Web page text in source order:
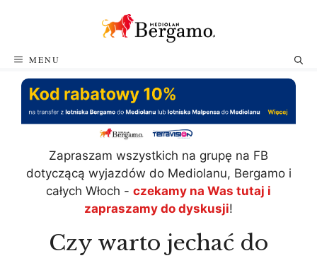
MENU
Zapraszam wszystkich na grupę na FB
dotyczącą wyjazdów do Mediolanu, Bergamo i
całych Włoch - czekamy na Was tutaj i
zapraszamy do dyskusji!
Czy warto jechać do